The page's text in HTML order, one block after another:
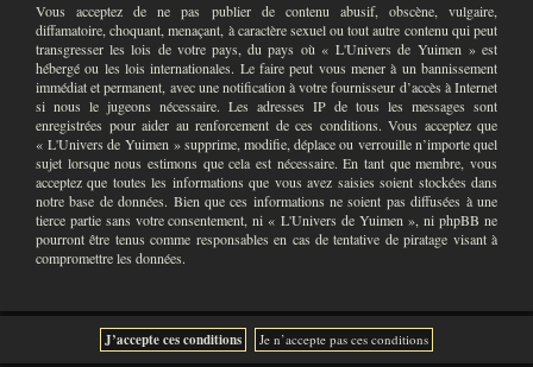
Vous acceptez de ne pas publier de contenu abusif, obscène, vulgaire,
diffamatoire, choquant, menaçant, à caractère sexuel ou tout autre contenu qui peut
transgresser les lois de votre pays, du pays où « L'Univers de Yuimen » est
hébergé ou les lois internationales. Le faire peut vous mener à un bannissement
immédiat et permanent, avec une notification à votre fournisseur d’accès à Internet
si nous le jugeons nécessaire. Les adresses IP de tous les messages sont
enregistrées pour aider au renforcement de ces conditions. Vous acceptez que
« L'Univers de Yuimen » supprime, modifie, déplace ou verrouille n’importe quel
sujet lorsque nous estimons que cela est nécessaire. En tant que membre, vous
acceptez que toutes les informations que vous avez saisies soient stockées dans
notre base de données. Bien que ces informations ne soient pas diffusées à une
tierce partie sans votre consentement, ni « L'Univers de Yuimen », ni phpBB ne
pourront être tenus comme responsables en cas de tentative de piratage visant à
compromettre les données.